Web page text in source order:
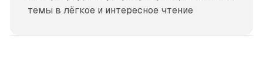
темы в лёгкое и интересное чтение